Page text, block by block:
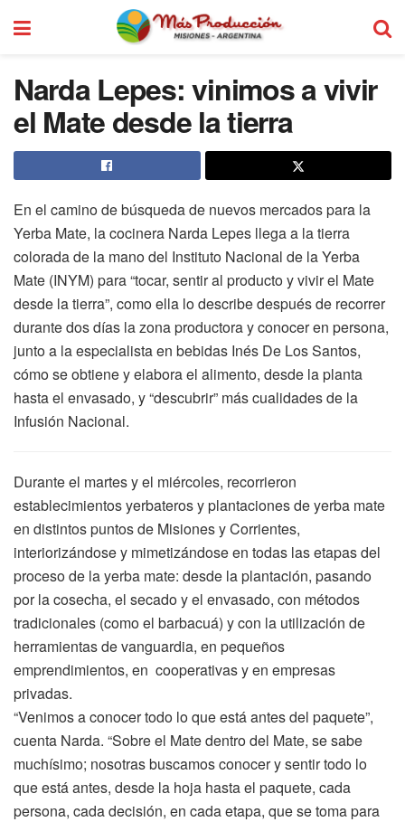
Narda Lepes: vinimos a vivir
el Mate desde la tierra
En el camino de búsqueda de nuevos mercados para la
Yerba Mate, la cocinera Narda Lepes llega a la tierra
colorada de la mano del Instituto Nacional de la Yerba
Mate (INYM) para “tocar, sentir al producto y vivir el Mate
desde la tierra”, como ella lo describe después de recorrer
durante dos días la zona productora y conocer en persona,
junto a la especialista en bebidas Inés De Los Santos,
cómo se obtiene y elabora el alimento, desde la planta
hasta el envasado, y “descubrir” más cualidades de la
Infusión Nacional.
Durante el martes y el miércoles, recorrieron
establecimientos yerbateros y plantaciones de yerba mate
en distintos puntos de Misiones y Corrientes,
interiorizándose y mimetizándose en todas las etapas del
proceso de la yerba mate: desde la plantación, pasando
por la cosecha, el secado y el envasado, con métodos
tradicionales (como el barbacuá) y con la utilización de
herramientas de vanguardia, en pequeños
emprendimientos, en cooperativas y en empresas
privadas.
“Venimos a conocer todo lo que está antes del paquete”,
cuenta Narda. “Sobre el Mate dentro del Mate, se sabe
muchísimo; nosotras buscamos conocer y sentir todo lo
que está antes, desde la hoja hasta el paquete, cada
persona, cada decisión, en cada etapa, que se toma para